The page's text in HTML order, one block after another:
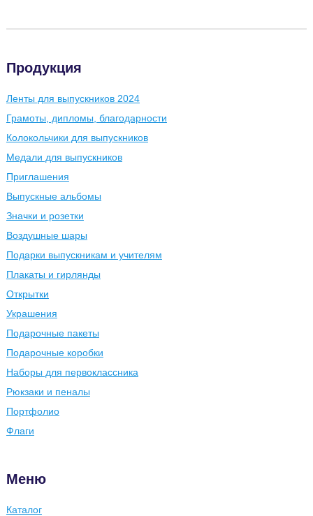
Продукция
Ленты для выпускников 2024
Грамоты, дипломы, благодарности
Колокольчики для выпускников
Медали для выпускников
Приглашения
Выпускные альбомы
Значки и розетки
Воздушные шары
Подарки выпускникам и учителям
Плакаты и гирлянды
Открытки
Украшения
Подарочные пакеты
Подарочные коробки
Наборы для первоклассника
Рюкзаки и пеналы
Портфолио
Флаги
Меню
Каталог